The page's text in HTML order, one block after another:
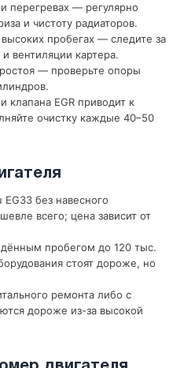
перегревах — регулярно
и чистоту радиаторов.
пробегах — следите за
вентиляции картера.
— проверьте опоры
клапана EGR приводит к
очистку каждые 40–50
без навесного
всего; цена зависит от
пробегом до 120 тыс.
стоят дороже, но
ремонта либо с
дороже из-за высокой